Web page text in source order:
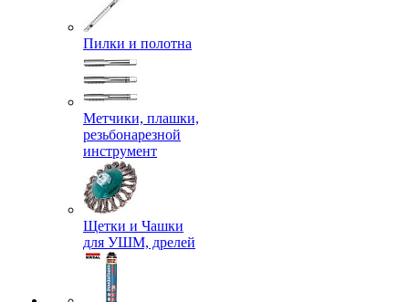
Пилки и полотна
Метчики, плашки,
резьбонарезной
инструмент
Щетки и Чашки
для УШМ, дрелей